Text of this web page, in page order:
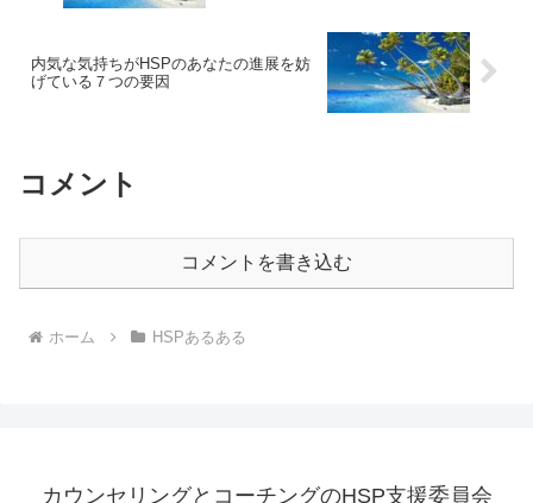
内気な気持ちがHSPのあなたの進展を妨
げている７つの要因
コメント
コメントを書き込む
ホーム HSPあるある
カウンセリングとコーチングのHSP支援委員会